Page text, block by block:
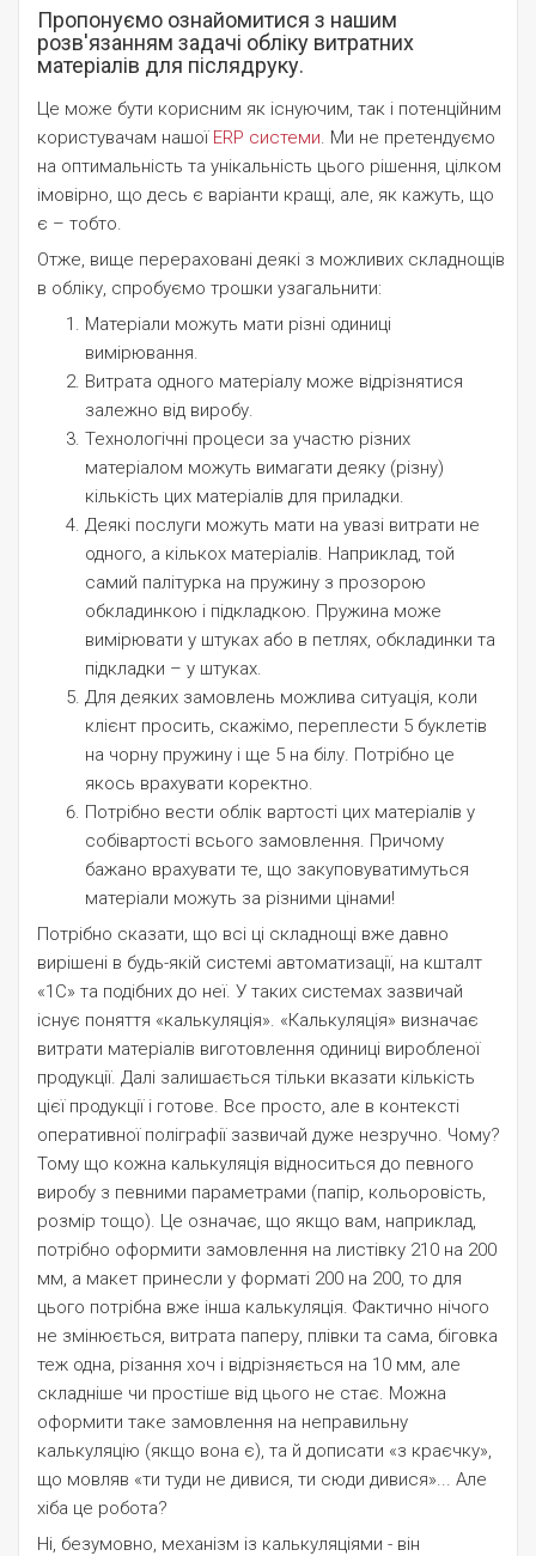
Пропонуємо ознайомитися з нашим
розв'язанням задачі обліку витратних
матеріалів для післядруку.
Це може бути корисним як існуючим, так і потенційним
користувачам нашої ERP системи. Ми не претендуємо
на оптимальність та унікальність цього рішення, цілком
імовірно, що десь є варіанти кращі, але, як кажуть, що
є – тобто.
Отже, вище перераховані деякі з можливих складнощів
в обліку, спробуємо трошки узагальнити:
Матеріали можуть мати різні одиниці
вимірювання.
Витрата одного матеріалу може відрізнятися
залежно від виробу.
Технологічні процеси за участю різних
матеріалом можуть вимагати деяку (різну)
кількість цих матеріалів для приладки.
Деякі послуги можуть мати на увазі витрати не
одного, а кількох матеріалів. Наприклад, той
самий палітурка на пружину з прозорою
обкладинкою і підкладкою. Пружина може
вимірювати у штуках або в петлях, обкладинки та
підкладки – у штуках.
Для деяких замовлень можлива ситуація, коли
клієнт просить, скажімо, переплести 5 буклетів
на чорну пружину і ще 5 на білу. Потрібно це
якось врахувати коректно.
Потрібно вести облік вартості цих матеріалів у
собівартості всього замовлення. Причому
бажано врахувати те, що закуповуватимуться
матеріали можуть за різними цінами!
Потрібно сказати, що всі ці складнощі вже давно
вирішені в будь-якій системі автоматизації, на кшталт
«1С» та подібних до неї. У таких системах зазвичай
існує поняття «калькуляція». «Калькуляція» визначає
витрати матеріалів виготовлення одиниці виробленої
продукції. Далі залишається тільки вказати кількість
цієї продукції і готове. Все просто, але в контексті
оперативної поліграфії зазвичай дуже незручно. Чому?
Тому що кожна калькуляція відноситься до певного
виробу з певними параметрами (папір, кольоровість,
розмір тощо). Це означає, що якщо вам, наприклад,
потрібно оформити замовлення на листівку 210 на 200
мм, а макет принесли у форматі 200 на 200, то для
цього потрібна вже інша калькуляція. Фактично нічого
не змінюється, витрата паперу, плівки та сама, біговка
теж одна, різання хоч і відрізняється на 10 мм, але
складніше чи простіше від цього не стає. Можна
оформити таке замовлення на неправильну
калькуляцію (якщо вона є), та й дописати «з краєчку»,
що мовляв «ти туди не дивися, ти сюди дивися»... Але
хіба це робота?
Ні, безумовно, механізм із калькуляціями - він